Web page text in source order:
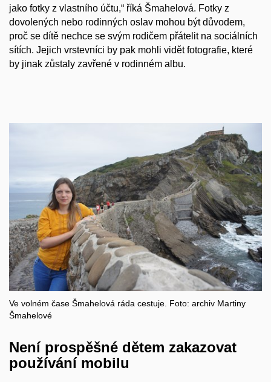
jako fotky z vlastního účtu,“ říká Šmahelová. Fotky z
dovolených nebo rodinných oslav mohou být důvodem,
proč se dítě nechce se svým rodičem přátelit na sociálních
sítích. Jejich vrstevníci by pak mohli vidět fotografie, které
by jinak zůstaly zavřené v rodinném albu.
Ve volném čase Šmahelová ráda cestuje. Foto: archiv Martiny
Šmahelové
Není prospěšné dětem zakazovat
používání mobilu